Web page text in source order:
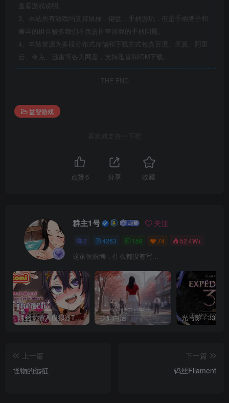
查看游戏说明。
3、本站所有游戏均支持鼠标，键盘，手柄游玩，但是手柄牌子和
兼容的组合较多我们不负责排查游戏的手柄问题。
4、本站资源为多段分布式存储和下载方式包含百度、天翼、阿里
云、夸克、迅雷等各大网盘，支持迅雷和IDM下载。
THE END
益智游戏
喜欢就支持一下吧
点赞 6 分享 收藏
群主1号 关注
2 4263 159 74 52.4W+
这家伙很懒，什么都没有写...
螺丝式插入模拟器TMA02 少妇白洁
上一篇
怪物的远征
下一篇
钨丝Filament